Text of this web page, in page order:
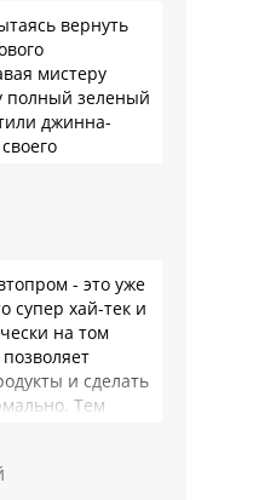
вернуть
мистеру
полный зеленый
джинна-
- это уже
супер хай-тек и
на том
и сделать
Тем